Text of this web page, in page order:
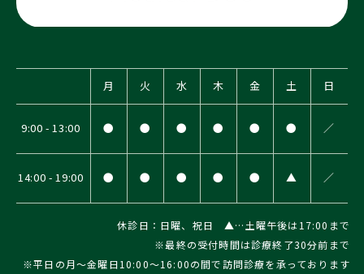
月 火 水 木 金 土 日
9:00 - 13:00 ● ● ● ● ● ● ／
14:00 - 19:00 ● ● ● ● ● ▲ ／
休診日：日曜、祝日 ▲…土曜午後は17:00まで
※最終の受付時間は診療終了30分前まで
※平日の月～金曜日10:00～16:00の間で訪問診療を承っております